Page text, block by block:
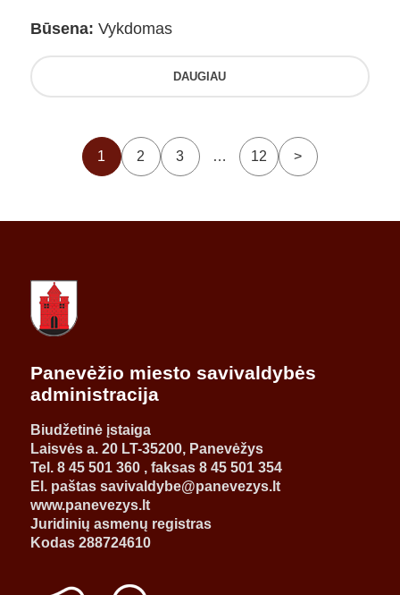
Būsena: Vykdomas
DAUGIAU
1 2 3 … 12 >
Panevėžio miesto savivaldybės
administracija
Biudžetinė įstaiga
Laisvės a. 20 LT-35200, Panevėžys
Tel. 8 45 501 360 , faksas 8 45 501 354
El. paštas savivaldybe@panevezys.lt
www.panevezys.lt
Juridinių asmenų registras
Kodas 288724610